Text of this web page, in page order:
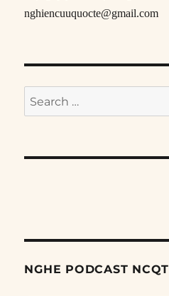
nghiencuuquocte@gmail.com
Search
for:
NGHE PODCAST NCQT